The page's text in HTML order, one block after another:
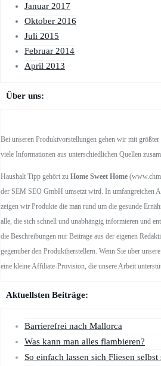
Januar 2017
Oktober 2016
Juli 2015
Februar 2014
April 2013
Über uns:
Bei unseren Produktvorstellungen gehen wir mit
viele Informationen aus unterschiedlichen Quellen
Haushalt Tipp gehört zu Home Sweet Home
der SEM SEO GmbH umsetzt wird. In umfangreichen
zeigen wir Produkte die man rund um die gesunde
alle, die sich schnell und unabhängig informieren und
die Beschreibungen nur Beiträge aus der eigenen
gegenüber den Produktherstellern. Wenn Sie über
eine kleine Affiliate-Provision, die unsere Arbeit
Aktuellsten Beiträge:
Barrierefrei nach Mallorca
Was kann man alles flambieren?
So einfach lassen sich Fliesen selbst